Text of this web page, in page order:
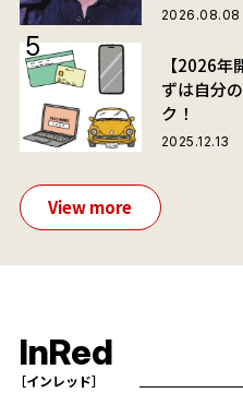
2026.08.08
【2026
ずは自分
ク！
2025.12.13
View more
InRed
［インレッド］